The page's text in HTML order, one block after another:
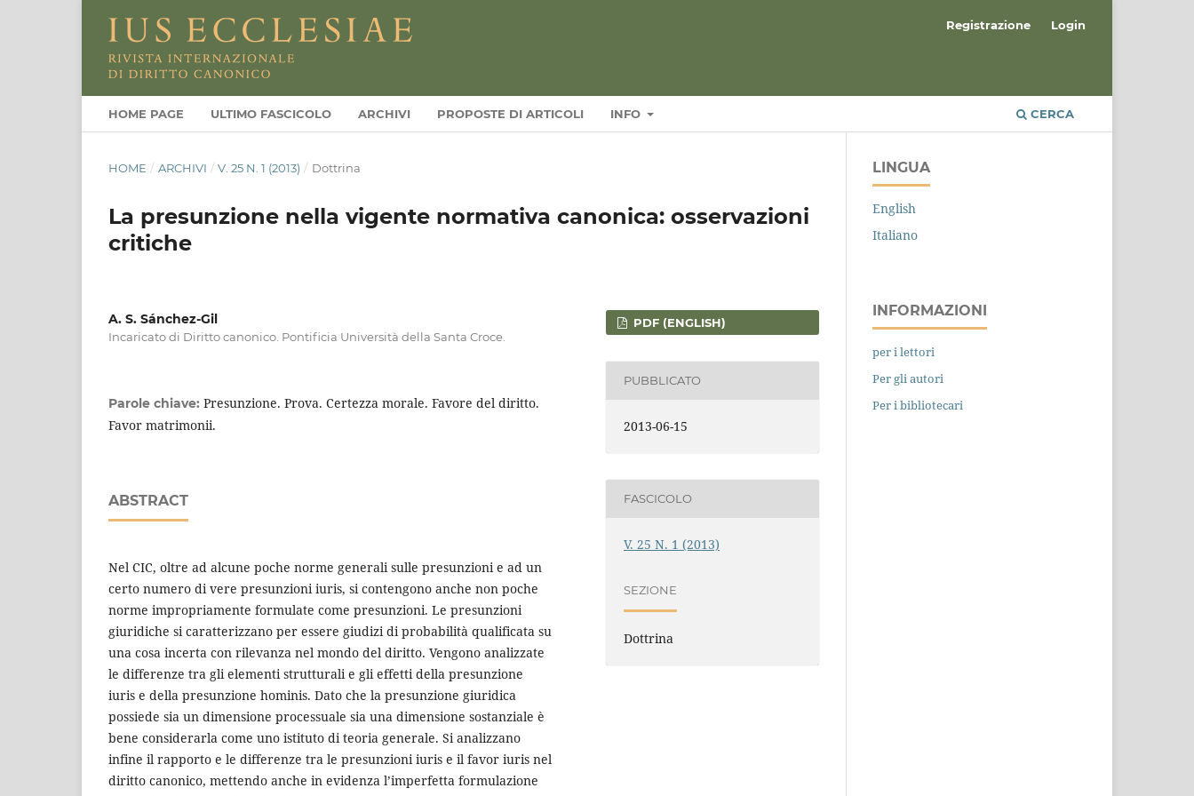
HOME PAGE ULTIMO FASCICOLO ARCHIVI PROPOSTE DI ARTICOLI INFO CERCA
Registrazione Login
HOME / ARCHIVI / V. 25 N. 1 (2013) / Dottrina
La presunzione nella vigente normativa canonica: osservazioni
critiche
A. S. Sánchez-Gil
Incaricato di Diritto canonico. Pontificia Università della Santa Croce.
Parole chiave: Presunzione. Prova. Certezza morale. Favore del diritto.
Favor matrimonii.
ABSTRACT
Nel CIC, oltre ad alcune poche norme generali sulle presunzioni e ad un
certo numero di vere presunzioni iuris, si contengono anche non poche
norme impropriamente formulate come presunzioni. Le presunzioni
giuridiche si caratterizzano per essere giudizi di probabilità qualificata su
una cosa incerta con rilevanza nel mondo del diritto. Vengono analizzate
le differenze tra gli elementi strutturali e gli effetti della presunzione
iuris e della presunzione hominis. Dato che la presunzione giuridica
possiede sia un dimensione processuale sia una dimensione sostanziale è
bene considerarla come uno istituto di teoria generale. Si analizzano
infine il rapporto e le differenze tra le presunzioni iuris e il favor iuris nel
diritto canonico, mettendo anche in evidenza l’imperfetta formulazione
PDF (ENGLISH)
PUBBLICATO
2013-06-15
FASCICOLO
V. 25 N. 1 (2013)
SEZIONE
Dottrina
LINGUA
English
Italiano
INFORMAZIONI
per i lettori
Per gli autori
Per i bibliotecari